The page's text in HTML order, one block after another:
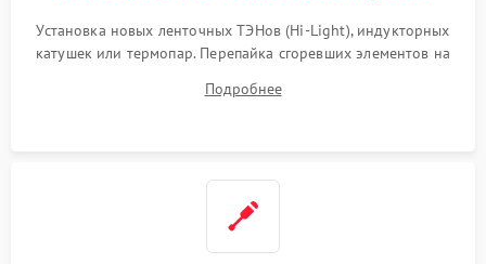
Установка новых ленточных ТЭНов (Hi-Light), индукторных
катушек или термопар. Перепайка сгоревших элементов на
дорожек. Очистка контактов и замена поврежденной
Подробнее